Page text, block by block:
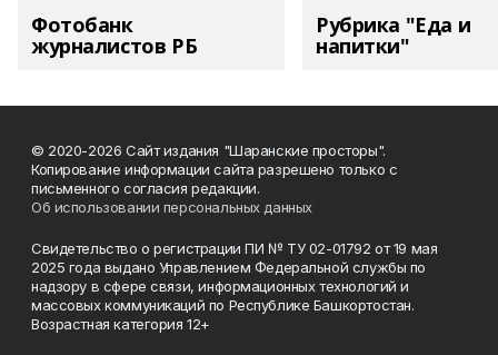
Фотобанк
журналистов РБ
Рубрика "Еда и
напитки"
© 2020-2026 Сайт издания "Шаранские просторы".
Копирование информации сайта разрешено только с
письменного согласия редакции.
Об использовании персональных данных
Свидетельство о регистрации ПИ № ТУ 02-01792 от 19 мая
2025 года выдано Управлением Федеральной службы по
надзору в сфере связи, информационных технологий и
массовых коммуникаций по Республике Башкортостан.
Возрастная категория 12+